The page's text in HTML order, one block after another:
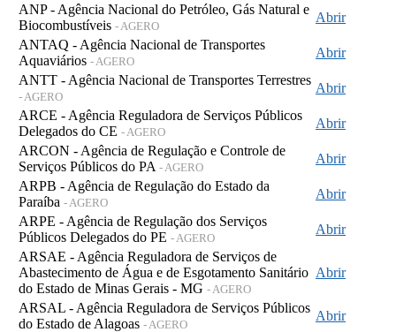
ANP - Agência Nacional do Petróleo, Gás Natural e
Biocombustíveis - AGERO
Abrir
ANTAQ - Agência Nacional de Transportes
Aquaviários - AGERO
Abrir
ANTT - Agência Nacional de Transportes Terrestres
- AGERO
Abrir
ARCE - Agência Reguladora de Serviços Públicos
Delegados do CE - AGERO
Abrir
ARCON - Agência de Regulação e Controle de
Serviços Públicos do PA - AGERO
Abrir
ARPB - Agência de Regulação do Estado da
Paraíba - AGERO
Abrir
ARPE - Agência de Regulação dos Serviços
Públicos Delegados do PE - AGERO
Abrir
ARSAE - Agência Reguladora de Serviços de
Abastecimento de Água e de Esgotamento Sanitário
do Estado de Minas Gerais - MG - AGERO
Abrir
ARSAL - Agência Reguladora de Serviços Públicos
do Estado de Alagoas - AGERO
Abrir